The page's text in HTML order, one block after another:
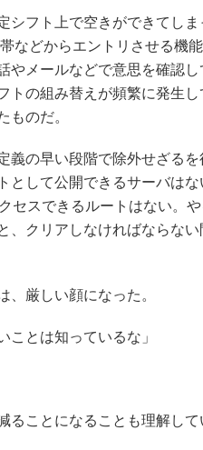
フト上で空きができてしま
などからエントリさせる機
やメールなどで意思を確認
トの組み替えが頻繁に発生
ものだ。
の早い段階で除外せざるを
として公開できるサーバは
セスできるルートはない。
、クリアしなければならない
厳しい顔になった。
とは知っているな」
ことになることも理解して